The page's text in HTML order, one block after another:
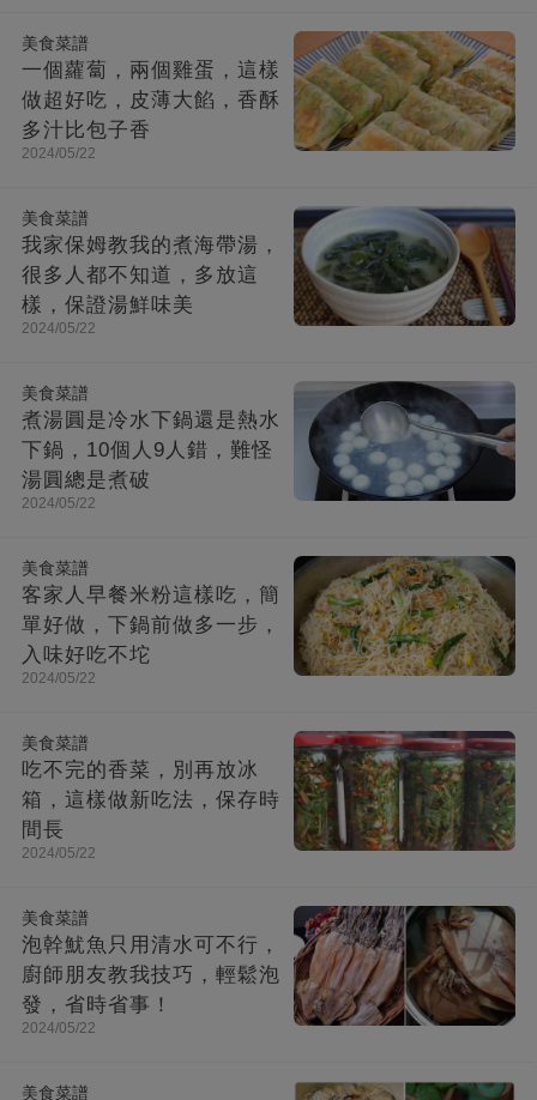
美食菜譜
一個蘿蔔，兩個雞蛋，這樣
做超好吃，皮薄大餡，香酥
多汁比包子香
2024/05/22
美食菜譜
我家保姆教我的煮海帶湯，
很多人都不知道，多放這
樣，保證湯鮮味美
2024/05/22
美食菜譜
煮湯圓是冷水下鍋還是熱水
下鍋，10個人9人錯，難怪
湯圓總是煮破
2024/05/22
美食菜譜
客家人早餐米粉這樣吃，簡
單好做，下鍋前做多一步，
入味好吃不坨
2024/05/22
美食菜譜
吃不完的香菜，別再放冰
箱，這樣做新吃法，保存時
間長
2024/05/22
美食菜譜
泡幹魷魚只用清水可不行，
廚師朋友教我技巧，輕鬆泡
發，省時省事！
2024/05/22
美食菜譜